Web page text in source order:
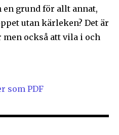
en grund för allt annat,
utan kärleken? Det är
också att vila i och
som PDF